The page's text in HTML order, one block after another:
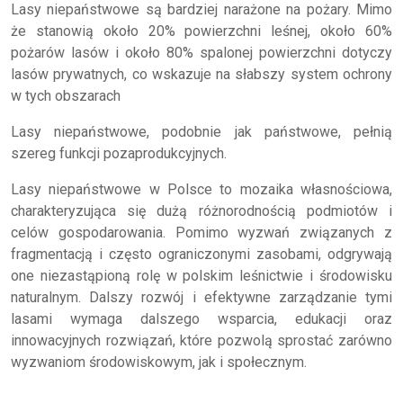
Lasy niepaństwowe są bardziej narażone na pożary. Mimo
że stanowią około 20% powierzchni leśnej, około 60%
pożarów lasów i około 80% spalonej powierzchni dotyczy
lasów prywatnych, co wskazuje na słabszy system ochrony
w tych obszarach
Lasy niepaństwowe, podobnie jak państwowe, pełnią
szereg funkcji pozaprodukcyjnych.
Lasy niepaństwowe w Polsce to mozaika własnościowa,
charakteryzująca się dużą różnorodnością podmiotów i
celów gospodarowania. Pomimo wyzwań związanych z
fragmentacją i często ograniczonymi zasobami, odgrywają
one niezastąpioną rolę w polskim leśnictwie i środowisku
naturalnym. Dalszy rozwój i efektywne zarządzanie tymi
lasami wymaga dalszego wsparcia, edukacji oraz
innowacyjnych rozwiązań, które pozwolą sprostać zarówno
wyzwaniom środowiskowym, jak i społecznym.